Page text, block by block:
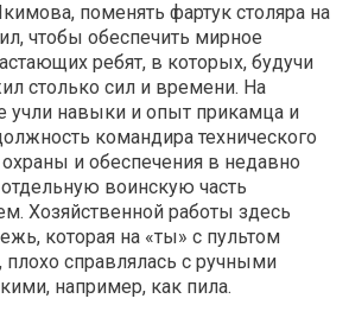
поменять фартук столяра на
чтобы обеспечить мирное
ребят, в которых, будучи
столько сил и времени. На
учли навыки и опыт прикамца и
командира технического
и обеспечения в недавно
воинскую часть
Хозяйственной работы здесь
которая на «ты» с пультом
справлялась с ручными
например, как пила.